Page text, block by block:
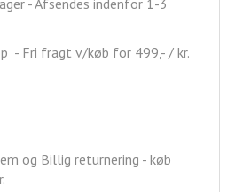
- Afsendes indenfor 1-3
- Fri fragt v/køb for 499,- / kr.
og Billig returnering - køb